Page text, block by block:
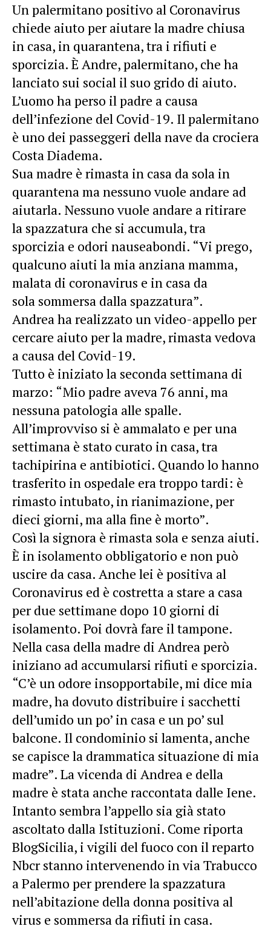
Un palermitano positivo al Coronavirus
chiede aiuto per aiutare la madre chiusa
in casa, in quarantena, tra i rifiuti e
sporcizia. È Andre, palermitano, che ha
lanciato sui social il suo grido di aiuto.
L’uomo ha perso il padre a causa
dell’infezione del Covid-19. Il palermitano
è uno dei passeggeri della nave da crociera
Costa Diadema.
Sua madre è rimasta in casa da sola in
quarantena ma nessuno vuole andare ad
aiutarla. Nessuno vuole andare a ritirare
la spazzatura che si accumula, tra
sporcizia e odori nauseabondi. “Vi prego,
qualcuno aiuti la mia anziana mamma,
malata di coronavirus e in casa da
sola sommersa dalla spazzatura”.
Andrea ha realizzato un video-appello per
cercare aiuto per la madre, rimasta vedova
a causa del Covid-19.
Tutto è iniziato la seconda settimana di
marzo: “Mio padre aveva 76 anni, ma
nessuna patologia alle spalle.
All’improvviso si è ammalato e per una
settimana è stato curato in casa, tra
tachipirina e antibiotici. Quando lo hanno
trasferito in ospedale era troppo tardi: è
rimasto intubato, in rianimazione, per
dieci giorni, ma alla fine è morto”.
Così la signora è rimasta sola e senza aiuti.
È in isolamento obbligatorio e non può
uscire da casa. Anche lei è positiva al
Coronavirus ed è costretta a stare a casa
per due settimane dopo 10 giorni di
isolamento. Poi dovrà fare il tampone.
Nella casa della madre di Andrea però
iniziano ad accumularsi rifiuti e sporcizia.
“C’è un odore insopportabile, mi dice mia
madre, ha dovuto distribuire i sacchetti
dell’umido un po’ in casa e un po’ sul
balcone. Il condominio si lamenta, anche
se capisce la drammatica situazione di mia
madre”. La vicenda di Andrea e della
madre è stata anche raccontata dalle Iene.
Intanto sembra l’appello sia già stato
ascoltato dalla Istituzioni. Come riporta
BlogSicilia, i vigili del fuoco con il reparto
Nbcr stanno intervenendo in via Trabucco
a Palermo per prendere la spazzatura
nell’abitazione della donna positiva al
virus e sommersa da rifiuti in casa.